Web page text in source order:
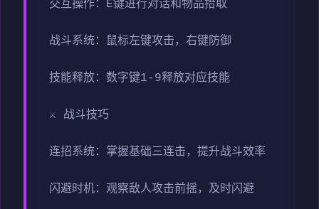
交互操作：E键进行对话和物品拾取
战斗系统：鼠标左键攻击，右键防御
技能释放：数字键1-9释放对应技能
⚔️ 战斗技巧
连招系统：掌握基础三连击，提升战斗效率
闪避时机：观察敌人攻击前摇，及时闪避